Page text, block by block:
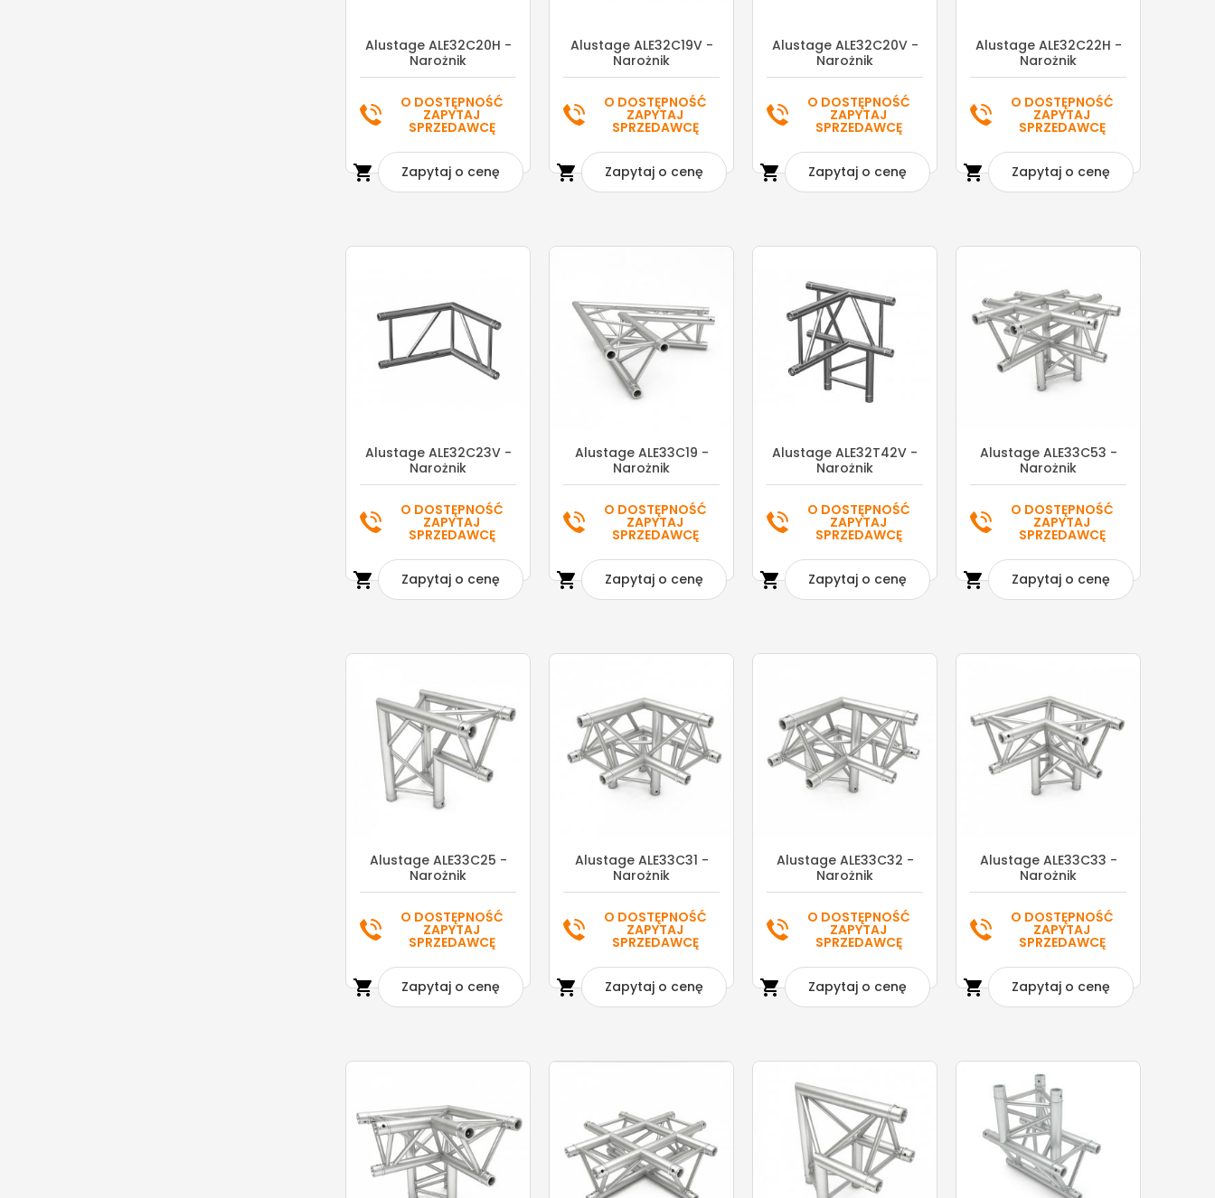
Alustage ALE32C20H -
Narożnik
O DOSTĘPNOŚĆ
ZAPYTAJ
SPRZEDAWCĘ
 Zapytaj o cenę
Alustage ALE32C19V -
Narożnik
O DOSTĘPNOŚĆ
ZAPYTAJ
SPRZEDAWCĘ
 Zapytaj o cenę
Alustage ALE32C20V -
Narożnik
O DOSTĘPNOŚĆ
ZAPYTAJ
SPRZEDAWCĘ
 Zapytaj o cenę
Alustage ALE32C22H -
Narożnik
O DOSTĘPNOŚĆ
ZAPYTAJ
SPRZEDAWCĘ
 Zapytaj o cenę
Alustage ALE32C23V -
Narożnik
O DOSTĘPNOŚĆ
ZAPYTAJ
SPRZEDAWCĘ
 Zapytaj o cenę
Alustage ALE33C19 -
Narożnik
O DOSTĘPNOŚĆ
ZAPYTAJ
SPRZEDAWCĘ
 Zapytaj o cenę
Alustage ALE32T42V -
Narożnik
O DOSTĘPNOŚĆ
ZAPYTAJ
SPRZEDAWCĘ
 Zapytaj o cenę
Alustage ALE33C53 -
Narożnik
O DOSTĘPNOŚĆ
ZAPYTAJ
SPRZEDAWCĘ
 Zapytaj o cenę
Alustage ALE33C25 -
Narożnik
O DOSTĘPNOŚĆ
ZAPYTAJ
SPRZEDAWCĘ
 Zapytaj o cenę
Alustage ALE33C31 -
Narożnik
O DOSTĘPNOŚĆ
ZAPYTAJ
SPRZEDAWCĘ
 Zapytaj o cenę
Alustage ALE33C32 -
Narożnik
O DOSTĘPNOŚĆ
ZAPYTAJ
SPRZEDAWCĘ
 Zapytaj o cenę
Alustage ALE33C33 -
Narożnik
O DOSTĘPNOŚĆ
ZAPYTAJ
SPRZEDAWCĘ
 Zapytaj o cenę